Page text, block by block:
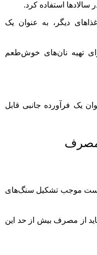
استفاده کرد.
دیگر، به عنوان یک
تهیه نان‌های خوش‌طعم
یک فرآورده جانبی قابل
مصرف
است موجب تشکیل سنگ‌های
باید از مصرف بیش از حد این